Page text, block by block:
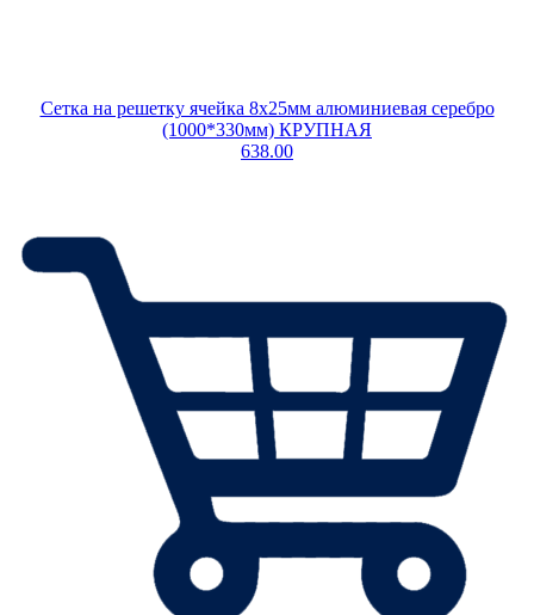
Сетка на решетку ячейка 8х25мм алюминиевая серебро
(1000*330мм) КРУПНАЯ
638.00